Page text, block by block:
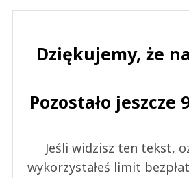
Dziękujemy, że
Pozostało jeszcze
Jeśli widzisz ten tekst,
wykorzystałeś limit